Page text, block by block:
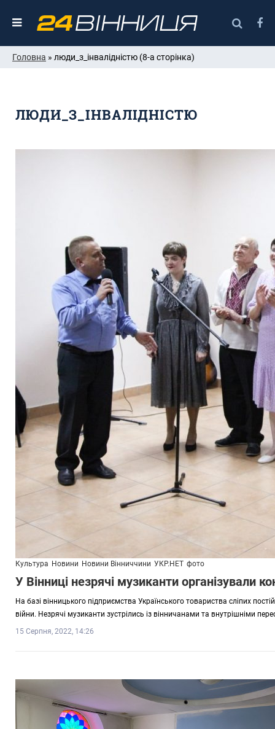
Головна » люди_з_інвалідністю (8-а сторінка)
ЛЮДИ_З_ІНВАЛІДНІСТЮ
Культура Новини Новини Вінниччини УКР.НЕТ фото
У Вінниці незрячі музиканти організували
На базі вінницького підприємства Українського товариства сліпих
війни. Незрячі музиканти зустрілись із вінничанами та внутрішніми
15 Серпня, 2022, 14:26